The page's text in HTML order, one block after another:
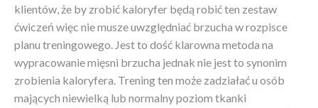
klientów, że by zrobić kaloryfer będą robić ten zestaw
ćwiczeń więc nie musze uwzględniać brzucha w rozpisce
planu treningowego. Jest to dość klarowna metoda na
wypracowanie mięsni brzucha jednak nie jest to synonim
zrobienia kaloryfera. Trening ten może zadziałać u osób
mających niewielką lub normalny poziom tkanki